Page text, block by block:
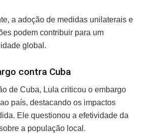
a adoção de medidas unilaterais e
podem contribuir para um
global.
contra Cuba
de Cuba, Lula criticou o embargo
país, destacando os impactos
Ele questionou a efetividade da
a população local.